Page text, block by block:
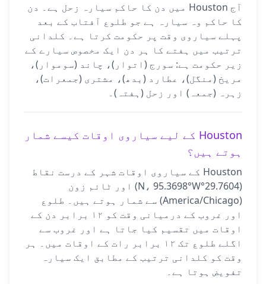
آج Houston میں دن کا حاکم سیارہ زحل ہے۔ دن
کا حاکم وہ سیارہ ہے جو طلوع آفتاب کے بعد
پہلے سیاروی وقت پر حکومت کرتا ہے۔ کلدانی
ترتیب میں ہفتے کا ہر دن ایک مخصوص سیارے کے
زیر حکومت ہے: سورج (اتوار)، چاند (سوموار)،
مریخ (منگل)، عطارد (بدھ)، مشتری (جمعرات)،
زہرہ (جمعہ) اور زحل (ہفتہ)۔
Houston کے لیے سیاروی اوقات کیسے شمار
ہوتے ہیں؟
Houston کے سیاروی اوقات شہر کے درست نقاط
(29.7604°N، 95.3698°W) اور ٹائم زون
(America/Chicago) سے شمار ہوتے ہیں۔ طلوع
اور غروب کے درمیانی وقت کو ۱۲ برابر دن کے
اوقات میں تقسیم کیا جاتا ہے اور غروب سے
اگلے طلوع تک ۱۲ برابر رات کے اوقات میں۔ ہر
وقت کو کلدانی ترتیب کے مطابق ایک سیارہ
تفویض ہوتا ہے۔